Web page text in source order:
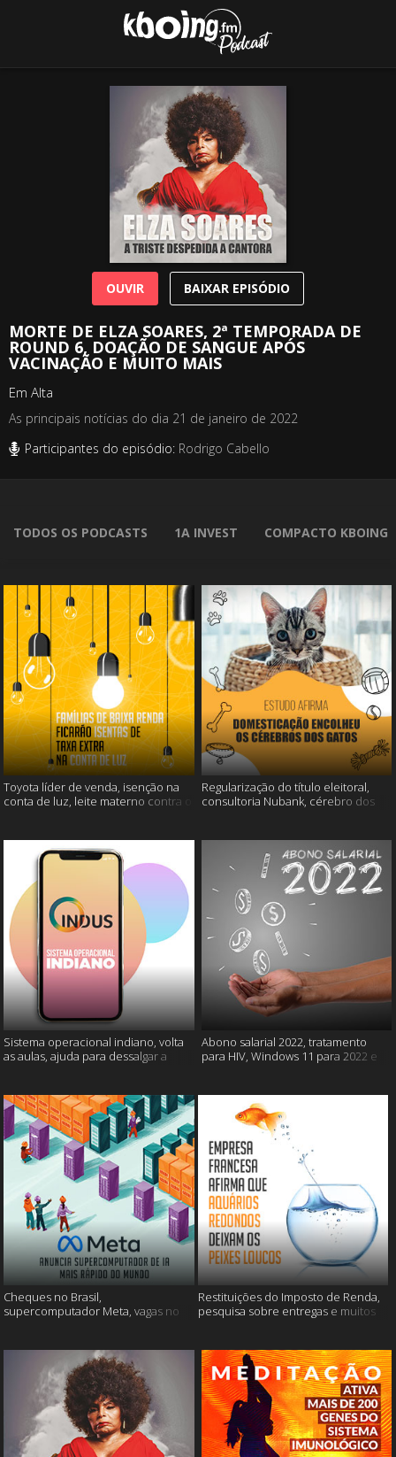
MORTE DE ELZA SOARES, 2ª TEMPORADA DE
ROUND 6, DOAÇÃO DE SANGUE APÓS
VACINAÇÃO E MUITO MAIS
Em Alta
As principais notícias do dia 21 de janeiro de 2022
Participantes do episódio: Rodrigo Cabello
OUVIR BAIXAR EPISÓDIO
TODOS OS PODCASTS 1A INVEST COMPACTO KBOING
Toyota líder de venda, isenção na
conta de luz, leite materno contra o
Regularização do título eleitoral,
consultoria Nubank, cérebro dos
Sistema operacional indiano, volta
as aulas, ajuda para dessalgar a
Abono salarial 2022, tratamento
para HIV, Windows 11 para 2022 e
Cheques no Brasil,
supercomputador Meta, vagas no
Restituições do Imposto de Renda,
pesquisa sobre entregas e muitos